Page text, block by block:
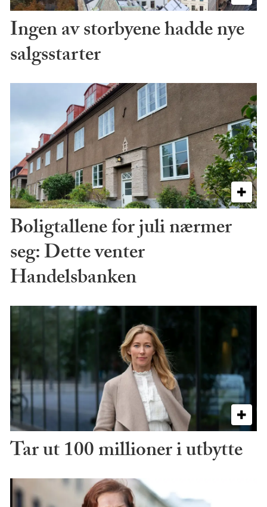
Ingen av storbyene hadde nye
salgsstarter
Boligtallene for juli nærmer
seg: Dette venter
Handelsbanken
Tar ut 100 millioner i utbytte